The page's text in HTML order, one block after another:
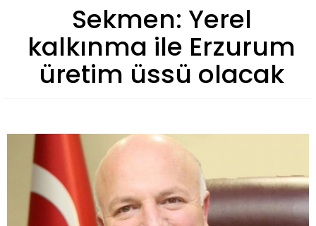
Sekmen: Yerel
kalkınma ile Erzurum
üretim üssü olacak